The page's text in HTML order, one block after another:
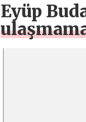
Eyüp